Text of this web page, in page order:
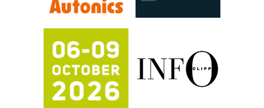
Automatizacija pakovanja · Display
Proizvodnja iC7 Hybrid 1500 VDC
mrežnog pretvarača sa tečnim
hlađenjem
Potpuna efikasnost bez složenih
sistema